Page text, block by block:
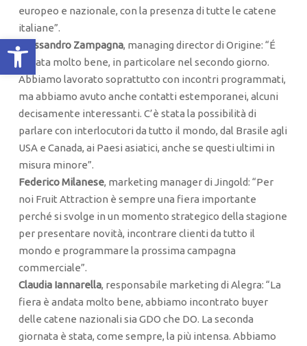
Apri la barra degli strumenti
europeo e nazionale, con la presenza di tutte le catene
italiane”.
Alessandro Zampagna, managing director di Origine: “É
andata molto bene, in particolare nel secondo giorno.
Abbiamo lavorato soprattutto con incontri programmati,
ma abbiamo avuto anche contatti estemporanei, alcuni
decisamente interessanti. C’è stata la possibilità di
parlare con interlocutori da tutto il mondo, dal Brasile agli
USA e Canada, ai Paesi asiatici, anche se questi ultimi in
misura minore”.
Federico Milanese, marketing manager di Jingold: “Per
noi Fruit Attraction è sempre una fiera importante
perché si svolge in un momento strategico della stagione
per presentare novità, incontrare clienti da tutto il
mondo e programmare la prossima campagna
commerciale”.
Claudia Iannarella, responsabile marketing di Alegra: “La
fiera è andata molto bene, abbiamo incontrato buyer
delle catene nazionali sia GDO che DO. La seconda
giornata è stata, come sempre, la più intensa. Abbiamo